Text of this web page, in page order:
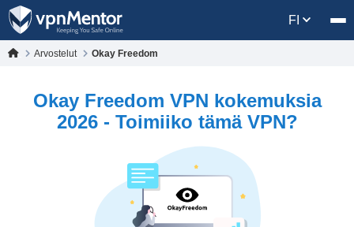
FI
Arvostelut Okay Freedom
Okay Freedom VPN kokemuksia
2026 - Toimiiko tämä VPN?